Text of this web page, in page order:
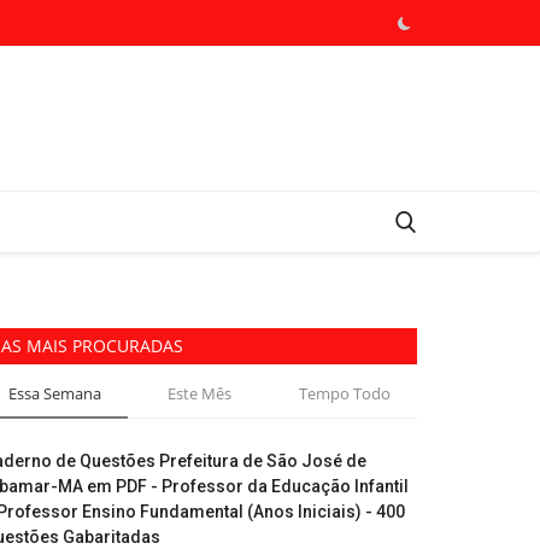
AS MAIS PROCURADAS
Essa Semana Este Mês Tempo Todo
de Questões Prefeitura de São José de
MA em PDF - Professor da Educação Infantil
Ensino Fundamental (Anos Iniciais) - 400
Gabaritadas